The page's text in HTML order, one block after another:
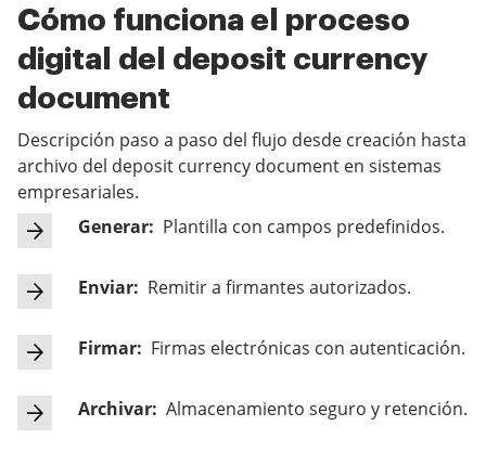
Cómo funciona el proceso
digital del deposit currency
document
Descripción paso a paso del flujo desde creación hasta
archivo del deposit currency document en sistemas
empresariales.
Generar: Plantilla con campos predefinidos.
Enviar: Remitir a firmantes autorizados.
Firmar: Firmas electrónicas con autenticación.
Archivar: Almacenamiento seguro y retención.